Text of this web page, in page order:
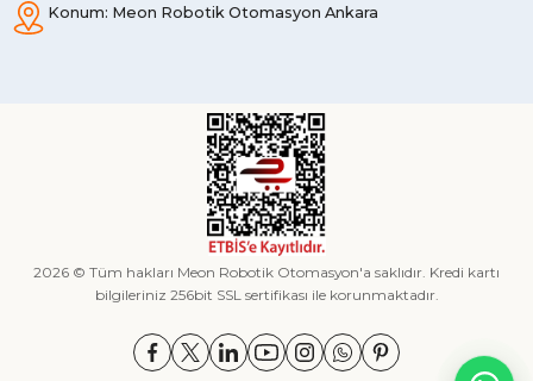
Konum: Meon Robotik Otomasyon Ankara
2026 © Tüm hakları Meon Robotik Otomasyon'a saklıdır. Kredi kartı
bilgileriniz 256bit SSL sertifikası ile korunmaktadır.